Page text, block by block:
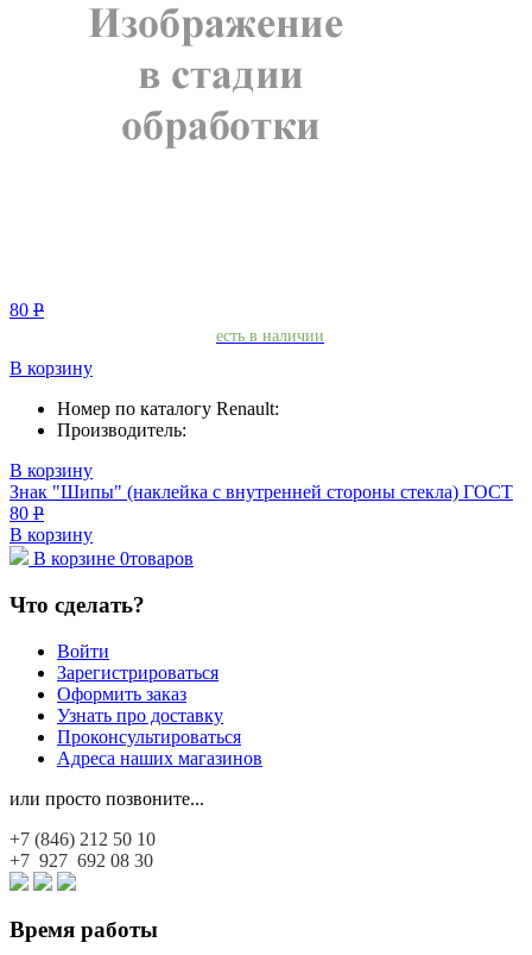
80 Р
есть в наличии
В корзину
Номер по каталогу Renault:
Производитель:
В корзину
Знак "Шипы" (наклейка с внутренней стороны стекла) ГОСТ
80 Р
В корзину
В корзине 0товаров
Что сделать?
Войти
Зарегистрироваться
Оформить заказ
Узнать про доставку
Проконсультироваться
Адреса наших магазинов
или просто позвоните...
+7 (846) 212 50 10
+7 927 692 08 30
Время работы